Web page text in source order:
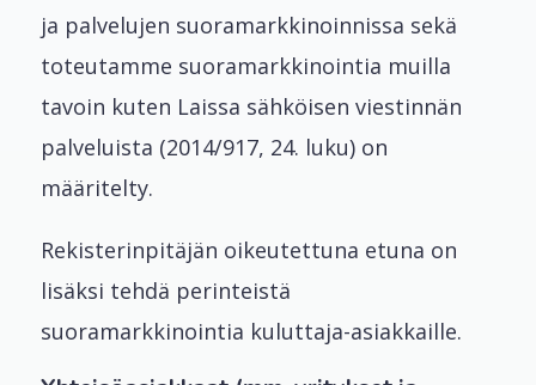
ja palvelujen suoramarkkinoinnissa sekä
toteutamme suoramarkkinointia muilla
tavoin kuten Laissa sähköisen viestinnän
palveluista (2014/917, 24. luku) on
määritelty.
Rekisterinpitäjän oikeutettuna etuna on
lisäksi tehdä perinteistä
suoramarkkinointia kuluttaja-asiakkaille.